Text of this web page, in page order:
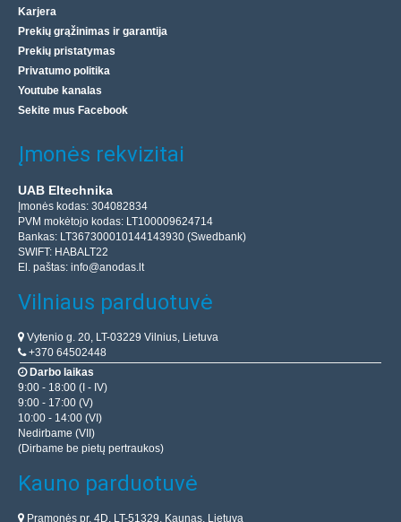
Karjera
Prekių grąžinimas ir garantija
Prekių pristatymas
Privatumo politika
Youtube kanalas
Sekite mus Facebook
Įmonės rekvizitai
UAB Eltechnika
Įmonės kodas: 304082834
PVM mokėtojo kodas: LT100009624714
Bankas: LT367300010144143930 (Swedbank)
SWIFT: HABALT22
El. paštas: info@anodas.lt
Vilniaus parduotuvė
Vytenio g. 20, LT-03229 Vilnius, Lietuva
+370 64502448
Darbo laikas
9:00 - 18:00 (I - IV)
9:00 - 17:00 (V)
10:00 - 14:00 (VI)
Nedirbame (VII)
(Dirbame be pietų pertraukos)
Kauno parduotuvė
Pramonės pr. 4D, LT-51329, Kaunas, Lietuva